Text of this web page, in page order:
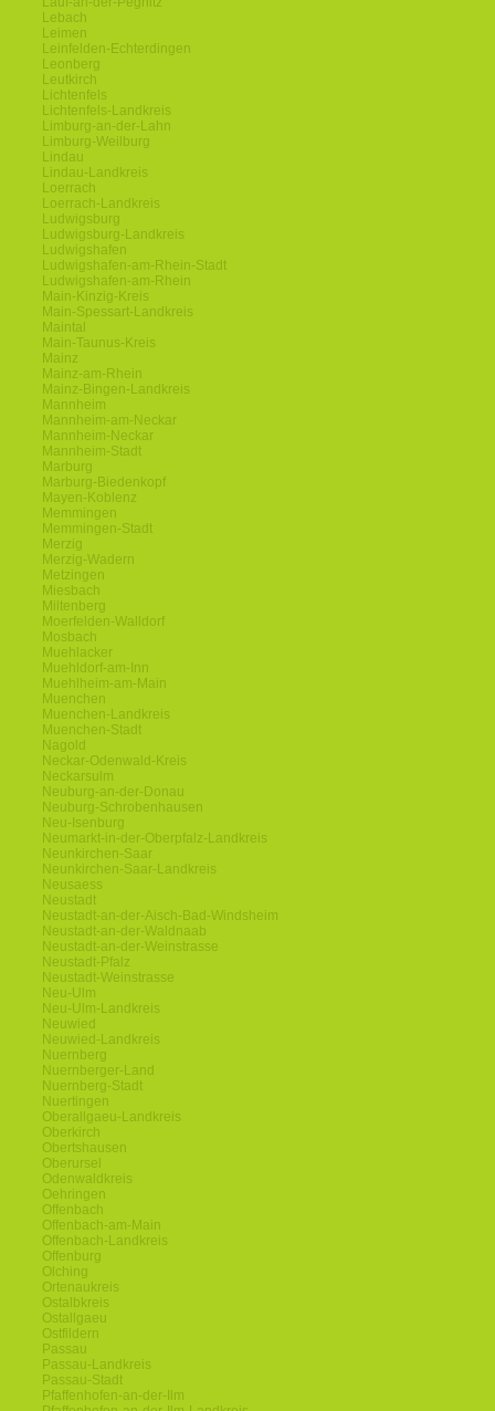
Lebach
Leimen
Leinfelden-Echterdingen
Leonberg
Leutkirch
Lichtenfels
Lichtenfels-Landkreis
Limburg-an-der-Lahn
Limburg-Weilburg
Lindau
Lindau-Landkreis
Loerrach
Loerrach-Landkreis
Ludwigsburg
Ludwigsburg-Landkreis
Ludwigshafen
Ludwigshafen-am-Rhein-Stadt
Ludwigshafen-am-Rhein
Main-Kinzig-Kreis
Main-Spessart-Landkreis
Maintal
Main-Taunus-Kreis
Mainz
Mainz-am-Rhein
Mainz-Bingen-Landkreis
Mannheim
Mannheim-am-Neckar
Mannheim-Neckar
Mannheim-Stadt
Marburg
Marburg-Biedenkopf
Mayen-Koblenz
Memmingen
Memmingen-Stadt
Merzig
Merzig-Wadern
Metzingen
Miesbach
Miltenberg
Moerfelden-Walldorf
Mosbach
Muehlacker
Muehldorf-am-Inn
Muehlheim-am-Main
Muenchen
Muenchen-Landkreis
Muenchen-Stadt
Nagold
Neckar-Odenwald-Kreis
Neckarsulm
Neuburg-an-der-Donau
Neuburg-Schrobenhausen
Neu-Isenburg
Neumarkt-in-der-Oberpfalz-Landkreis
Neunkirchen-Saar
Neunkirchen-Saar-Landkreis
Neusaess
Neustadt
Neustadt-an-der-Aisch-Bad-Windsheim
Neustadt-an-der-Waldnaab
Neustadt-an-der-Weinstrasse
Neustadt-Pfalz
Neustadt-Weinstrasse
Neu-Ulm
Neu-Ulm-Landkreis
Neuwied
Neuwied-Landkreis
Nuernberg
Nuernberger-Land
Nuernberg-Stadt
Nuertingen
Oberallgaeu-Landkreis
Oberkirch
Obertshausen
Oberursel
Odenwaldkreis
Oehringen
Offenbach
Offenbach-am-Main
Offenbach-Landkreis
Offenburg
Olching
Ortenaukreis
Ostalbkreis
Ostallgaeu
Ostfildern
Passau
Passau-Landkreis
Passau-Stadt
Pfaffenhofen-an-der-Ilm